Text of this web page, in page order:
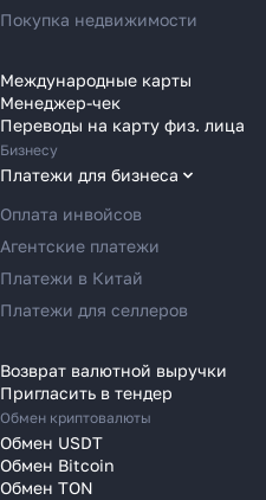
Переводы в Австрию
Переводы в Болгарию
Переводы в Венгрию
Переводы в Великобританию
Переводы в Грецию
Переводы в Германию
Переводы в Ирландию
Переводы в Испанию
Переводы в Италию
Переводы в Латвию
Переводы в Литву
Переводы в Молдавию
Переводы в Монако
Переводы в Нидерланды
Покупка недвижимости
Международные карты
Менеджер-чек
Переводы на карту физ. лица
Бизнесу
Платежи для бизнеса
Оплата инвойсов
Агентские платежи
Платежи в Китай
Платежи для селлеров
Возврат валютной выручки
Пригласить в тендер
Обмен криптовалюты
Обмен USDT
Обмен Bitcoin
Обмен TON
Как
за 2 часа
Рассказали,
уступили место
агентам в 2025